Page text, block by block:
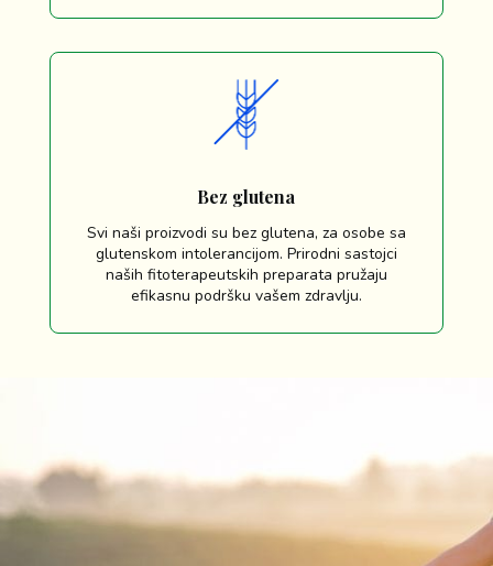
Bez glutena
Svi naši proizvodi su bez glutena, za osobe sa
glutenskom intolerancijom. Prirodni sastojci
naših fitoterapeutskih preparata pružaju
efikasnu podršku vašem zdravlju.